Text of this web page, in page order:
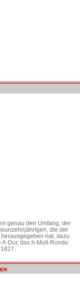
genau den Umfang, der
die der
hat, dazu
A-Dur, das h-Moll-Rondo